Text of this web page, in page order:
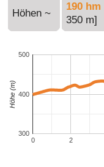
Höhen ~
190 hm
350 m]
0 2
300
400
500
Höhe (m)